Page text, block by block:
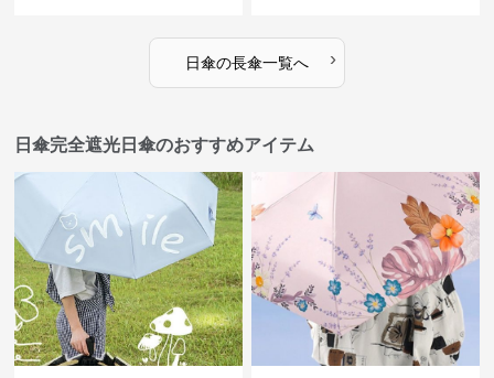
日傘の長傘一覧へ ›
日傘完全遮光日傘のおすすめアイテム